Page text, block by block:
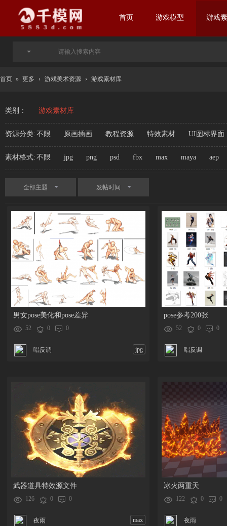
首页 游戏模型 游戏
首页 » 更多 › 游戏美术资源 › 游戏素材库
类别： 游戏素材库
资源分类: 不限 原画插画 教程资源 特效素材 UI图标界面
素材格式: 不限 jpg png psd fbx max maya aep
全部主题 发帖时间
男女pose美化和pose差异
52 0 0
唱反调 jpg
pose参考200张
52 0 0
唱反调
武器道具特效源文件
126 0 0
夜雨 max
冰火两重天
122 0 0
夜雨